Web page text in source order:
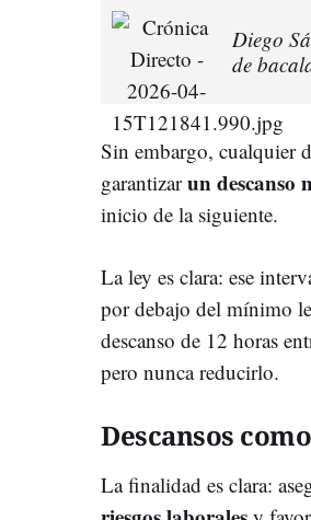
Diego
de
Sin embargo, cualquier
garantizarun descanso
inicio de la siguiente.
La ley es clara: ese
por debajo del mínimo
descanso de 12 horas
pero nunca reducirlo.
Descansos
La finalidad es clara: